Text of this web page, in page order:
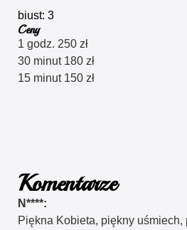
biust: 3
Ceny
1 godz. 250 zł
30 minut 180 zł
15 minut 150 zł
Komentarze
N****:
Piękna Kobieta, piękny uśmiech,